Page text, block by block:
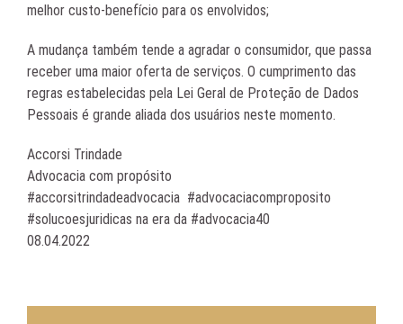
melhor custo-benefício para os envolvidos;
A mudança também tende a agradar o consumidor, que passa
receber uma maior oferta de serviços. O cumprimento das
regras estabelecidas pela Lei Geral de Proteção de Dados
Pessoais é grande aliada dos usuários neste momento.
Accorsi Trindade
Advocacia com propósito
#accorsitrindadeadvocacia #advocaciacomproposito
#solucoesjuridicas na era da #advocacia40
08.04.2022